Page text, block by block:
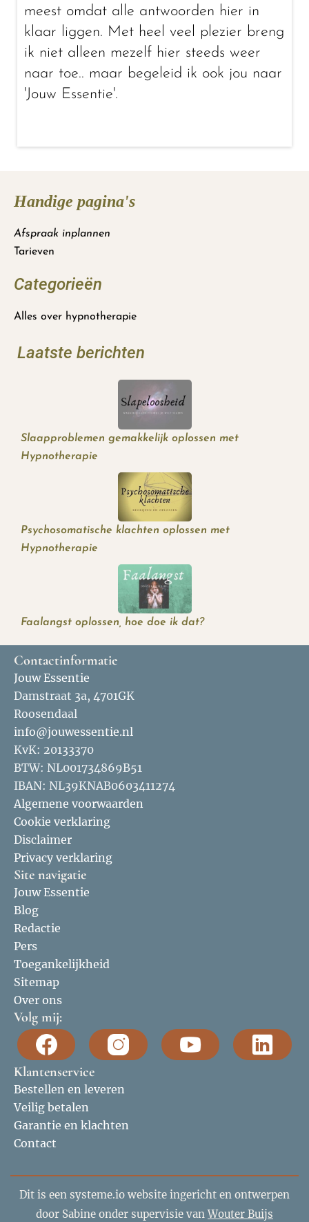
meest omdat alle antwoorden hier in
klaar liggen. Met heel veel plezier breng
ik niet alleen mezelf hier steeds weer
naar toe.. maar begeleid ik ook jou naar
'Jouw Essentie'.
Handige pagina's
Afspraak inplannen
Tarieven
Categorieën
Alles over hypnotherapie
Laatste berichten
Slaapproblemen gemakkelijk oplossen met
Hypnotherapie
Psychosomatische klachten oplossen met
Hypnotherapie
Faalangst oplossen, hoe doe ik dat?
Contactinformatie
Jouw Essentie
Damstraat 3a, 4701GK
Roosendaal
info@jouwessentie.nl
KvK: 20133370
BTW: NL001734869B51
IBAN: NL39KNAB0603411274
Algemene voorwaarden
Cookie verklaring
Disclaimer
Privacy verklaring
Site navigatie
Jouw Essentie
Blog
Redactie
Pers
Toegankelijkheid
Sitemap
Over ons
Volg mij:
Klantenservice
Bestellen en leveren
Veilig betalen
Garantie en klachten
Contact
Dit is een systeme.io website ingericht en ontwerpen
door Sabine onder supervisie vanWouter Buijs